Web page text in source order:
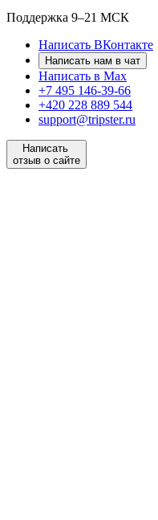
Поддержка 9–21 МСК
Написать ВКонтакте
Написать нам в чат
Написать в Max
+7 495 146-39-66
+420 228 889 544
support@tripster.ru
Написать
отзыв о сайте